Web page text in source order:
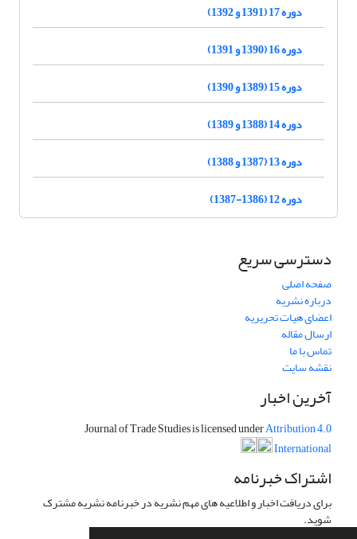
دوره 17 (1391 و 1392)
دوره 16 (1390 و 1391)
دوره 15 (1389 و 1390)
دوره 14 (1388 و 1389)
دوره 13 (1387 و 1388)
دوره 12 (1386-1387)
دسترسی سریع
صفحه اصلی
درباره نشریه
اعضای هیات تحریریه
ارسال مقاله
تماس با ما
نقشه سایت
آخرین اخبار
Journal of Trade Studies is licensed underAttribution 4.0
International
اشتراک خبرنامه
برای دریافت اخبار و اطلاعیه های مهم نشریه در خبرنامه نشریه مشترک
شوید.